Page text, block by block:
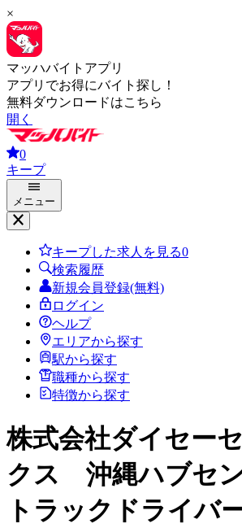
×
マッハバイトアプリ
アプリでお得にバイト探し！
無料ダウンロードはこちら
開く
0
キープ
メニュー
キープした求人を見る0
検索履歴
新規会員登録(無料)
ログイン
ヘルプ
エリアから探す
駅から探す
職種から探す
特徴から探す
株式会社ダイセー
クス 沖縄ハブセ
トラックドライバ